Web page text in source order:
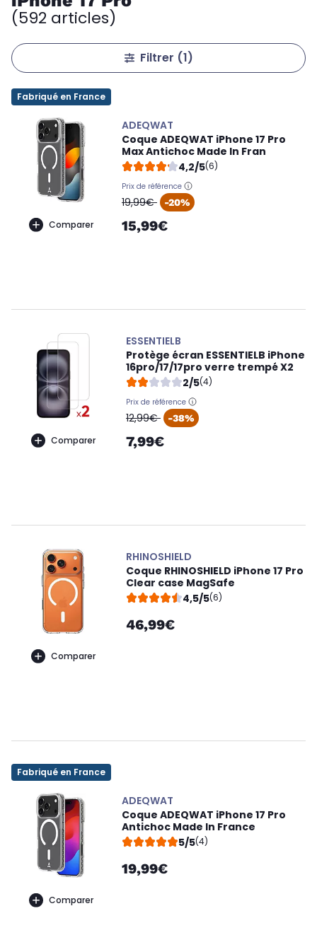
(592 articles)
Filtrer (1)
Fabriqué en France
Comparer
ADEQWAT
Coque ADEQWAT iPhone 17 Pro
Max Antichoc Made In Fran
4,2/5(6)
Prix de référence
oldPrice
19,99€ -20%
15,99€
Comparer
ESSENTIELB
Protège écran ESSENTIELB iPhone
16pro/17/17pro verre trempé X2
2/5(4)
Prix de référence
oldPrice
12,99€ -38%
7,99€
Comparer
RHINOSHIELD
Coque RHINOSHIELD iPhone 17 Pro
Clear case MagSafe
4,5/5(6)
46,99€
Fabriqué en France
Comparer
ADEQWAT
Coque ADEQWAT iPhone 17 Pro
Antichoc Made In France
5/5(4)
19,99€